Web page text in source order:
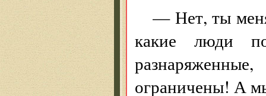
— Нет, ты
какие люди
ограничены! А